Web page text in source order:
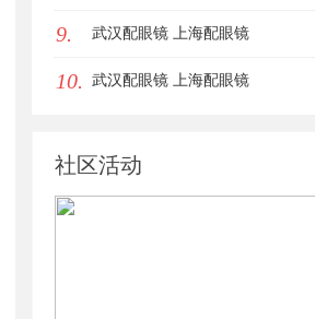
方位指南
9. 武汉配眼镜 上海配眼镜
10. 武汉配眼镜 上海配眼镜
社区活动